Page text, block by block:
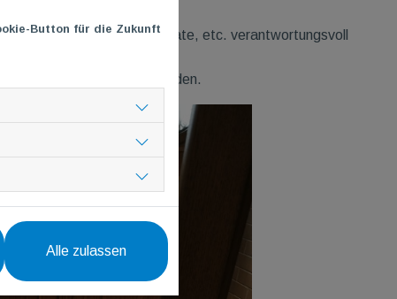
Jalousien, Thermostate, etc. verantwortungsvoll
Sportlern genutzt werden.
Button für die Zukunft
Alle zulassen